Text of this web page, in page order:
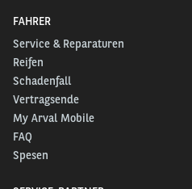
FAHRER
Service & Reparaturen
Reifen
Schadenfall
Vertragsende
My Arval Mobile
FAQ
Spesen